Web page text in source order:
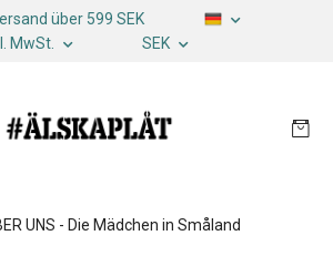
über 599 SEK
MwSt.
SEK
UNS - Die Mädchen in Småland